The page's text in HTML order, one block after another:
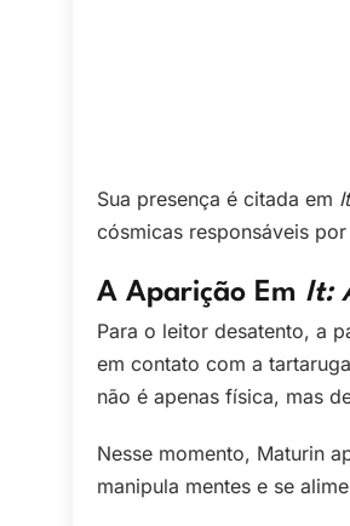
Sua presença é citada em
cósmicas responsáveis
A Aparição Em It:
Para o leitor desatento, a
em contato com a
não é apenas física, mas
Nesse momento, Maturin
manipula mentes e se